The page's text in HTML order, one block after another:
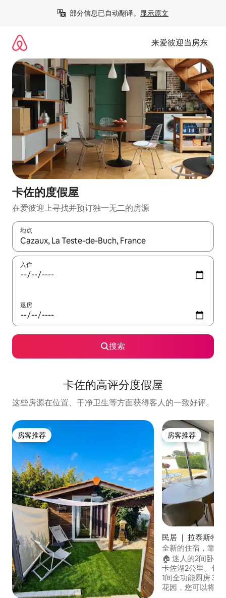
部分信息已自动翻译。 显示原文
来爱彼迎当房东
卡佐的度假屋
在爱彼迎上寻找并预订独一无二的房源
地点
如有搜索结果，请使用上下方向键查看，或通过点击或滑动手势
入住
退房
搜索
卡佐的高评分度假屋
这些房源在位置、干净卫生等方面获得客人的一致好评。
房客推荐
房客推荐 房客推荐
房客推荐
民居 ｜ 拉泰斯特
ste-de-Buch)
全新的住宿，靠近
🏠 迷人的2间卧室
卡佐湖2公里。包括： • 1间卧室 • 1
1间全功能厨房 35
花园，您可以将车